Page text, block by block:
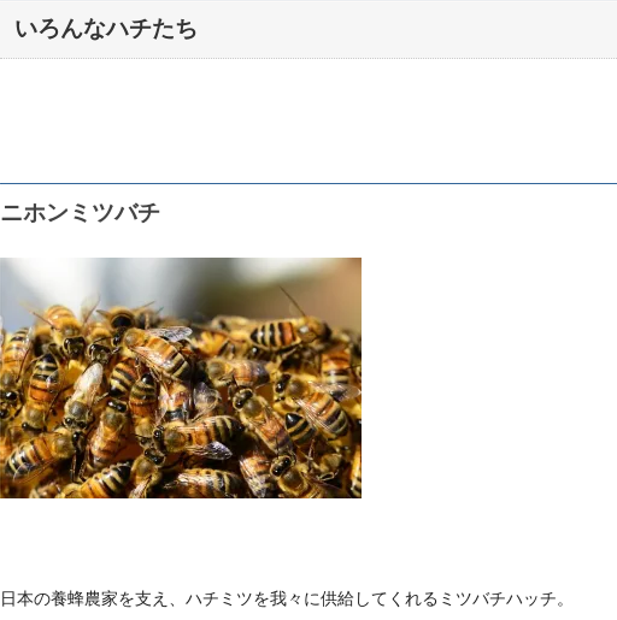
いろんなハチたち
ニホンミツバチ
日本の養蜂農家を支え、ハチミツを我々に供給してくれるミツバチハッチ。